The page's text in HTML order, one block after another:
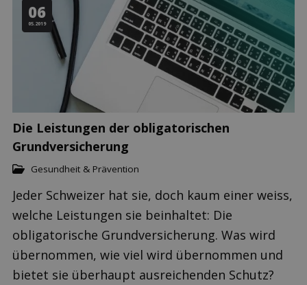
06
05.2019
Die Leistungen der obligatorischen
Grundversicherung
Gesundheit & Prävention
Jeder Schweizer hat sie, doch kaum einer weiss,
welche Leistungen sie beinhaltet: Die
obligatorische Grundversicherung. Was wird
übernommen, wie viel wird übernommen und
bietet sie überhaupt ausreichenden Schutz?